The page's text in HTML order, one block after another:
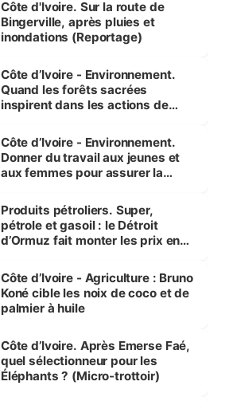
Côte d'Ivoire. Sur la route de
Bingerville, après pluies et
inondations (Reportage)
Côte d’Ivoire - Environnement.
Quand les forêts sacrées
inspirent dans les actions de
Côte d’Ivoire - Environnement.
Donner du travail aux jeunes et
aux femmes pour assurer la
menacées
Produits pétroliers. Super,
pétrole et gasoil : le Détroit
d’Ormuz fait monter les prix en
Côte d’Ivoire - Agriculture : Bruno
Koné cible les noix de coco et de
palmier à huile
Côte d’Ivoire. Après Emerse Faé,
quel sélectionneur pour les
Éléphants ? (Micro-trottoir)